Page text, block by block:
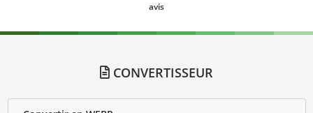
avis
CONVERTISSEUR